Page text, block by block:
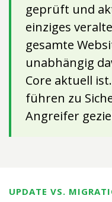
geprüft und
einziges
gesamte
unabhängig
Core aktuell
führen zu
Angreifer
UPDATE VS.